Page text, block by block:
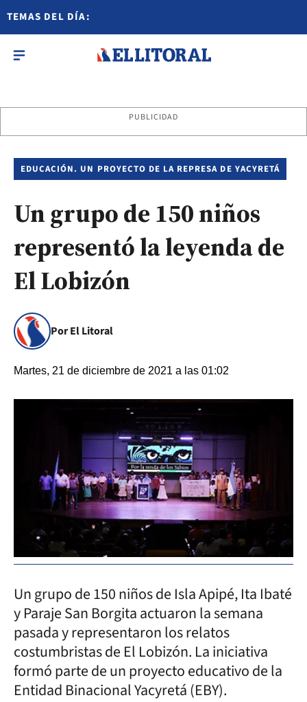
TEMAS DEL DÍA:
PUBLICIDAD
EDUCACIÓN. UN PROYECTO DE LA REPRESA DE YACYRETÁ
Un grupo de 150 niños
representó la leyenda de
El Lobizón
Por El Litoral
Martes, 21 de diciembre de 2021 a las 01:02
Un grupo de 150 niños de Isla Apipé, Ita Ibaté
y Paraje San Borgita actuaron la semana
pasada y representaron los relatos
costumbristas de El Lobizón. La iniciativa
formó parte de un proyecto educativo de la
Entidad Binacional Yacyretá (EBY).